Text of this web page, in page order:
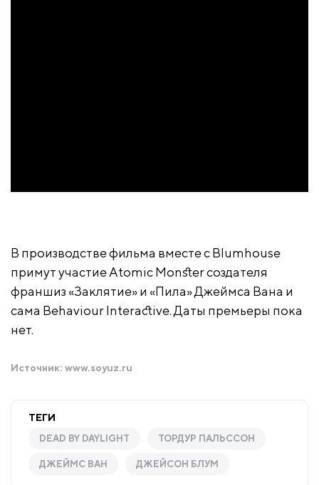
В производстве фильма вместе с Blumhouse
примут участие Atomic Monster создателя
франшиз «Заклятие» и «Пила» Джеймса Вана и
сама Behaviour Interactive. Даты премьеры пока
нет.
Источник: www.soyuz.ru
ТЕГИ
DEAD BY DAYLIGHT ТОРДУР ПАЛЬССОН
ДЖЕЙМС ВАН ДЖЕЙСОН БЛУМ